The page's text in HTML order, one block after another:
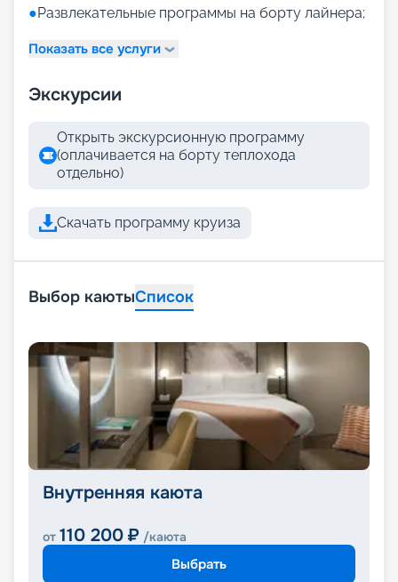
●Развлекательные программы на борту лайнера;
Показать все услуги
Экскурсии
Открыть экскурсионную программу
(оплачивается на борту теплохода
отдельно)
Скачать программу круиза
Выбор каютыСписок
Внутренняя каюта
от 110 200 ₽ /каюта
Выбрать